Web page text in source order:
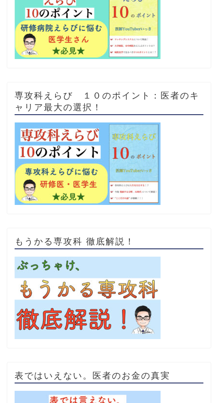
専攻科えらび １０のポイント：医者のキ
ャリア最大の選択！
もうかる専攻科 徹底解説！
表ではいえない。医者のお金の真実